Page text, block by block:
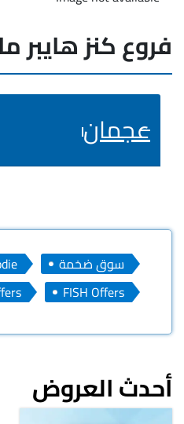
فروع كنز هايبر
عجمان
سوق ضخمة
FISH Offers
أحدث العروض